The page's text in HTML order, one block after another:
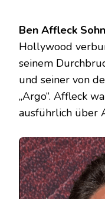
Ben Affleck
Hollywood
seinem
und seiner von
„Argo“. Affleck
ausführlich über